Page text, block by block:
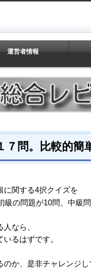
運営者情報
問。比較的簡
に関する4択クイズを
級の問題が10問、中級問
なら、
るはずです。
か、是非チャレンジし